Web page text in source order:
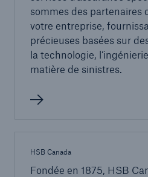
sommes des partenaires
votre entreprise,
précieuses basées sur
la technologie,
matière de sinistres.
HSB Canada
Fondée en 1875, HSB